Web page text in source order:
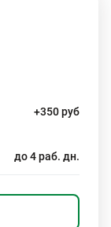
+350 руб
до 4 раб. дн.